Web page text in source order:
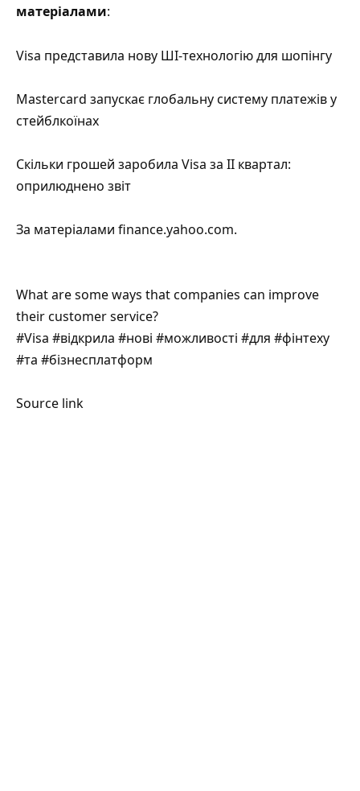
матеріалами:
Visa представила нову ШІ-технологію для шопінгу
Mastercard запускає глобальну систему платежів у
стейблкоїнах
Скільки грошей заробила Visa за II квартал:
оприлюднено звіт
За матеріалами finance.yahoo.com.
What are some ways that companies can improve
their customer service?
#Visa #відкрила #нові #можливості #для #фінтеху
#та #бізнесплатформ
Source link